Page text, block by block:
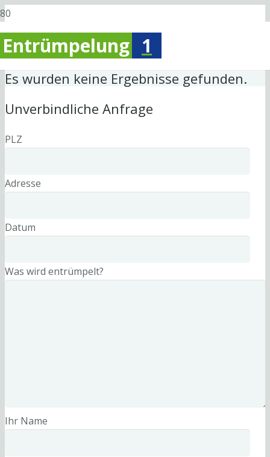
Entrümpelung 1
Es wurden keine Ergebnisse gefunden.
Unverbindliche Anfrage
PLZ
Adresse
Datum
Was wird entrümpelt?
Ihr Name